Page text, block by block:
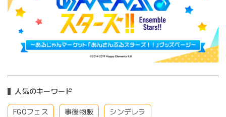
人気のキーワード
FGOフェス 事後物販 シンデレラ